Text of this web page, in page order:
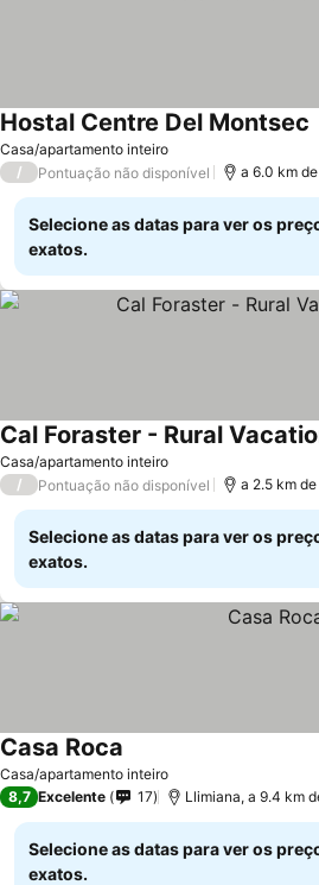
Casa/apartamento inteiro
Hostal Centre Del Montsec
/ Pontuação não disponível a 6.0 km
Selecione as datas para ver os
exatos.
Casa/apartamento inteiro
Cal Foraster - Rural
/ Pontuação não disponível a 2.5 km
Selecione as datas para ver os
exatos.
Casa/apartamento inteiro
Casa Roca
8,7 Excelente 17 Llimiana, a 9.4 km
Selecione as datas para ver os
exatos.